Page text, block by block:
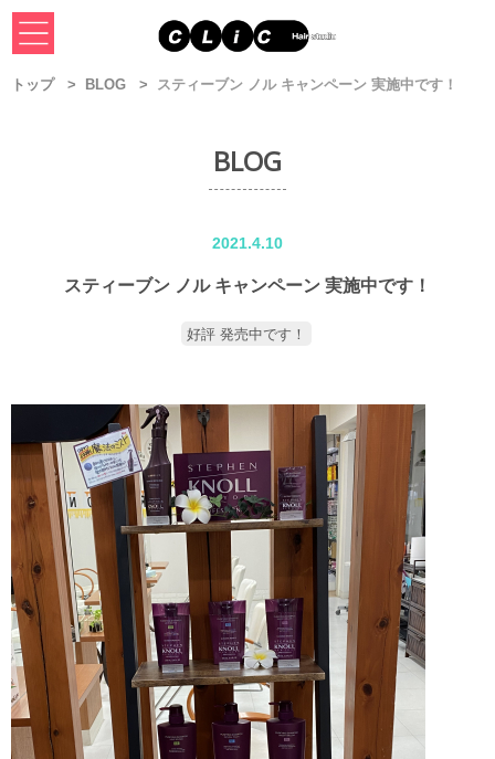
トップ BLOG スティーブン ノル キャンペーン 実施中です！
BLOG
2021.4.10
スティーブン ノル キャンペーン 実施中です！
好評 発売中です！